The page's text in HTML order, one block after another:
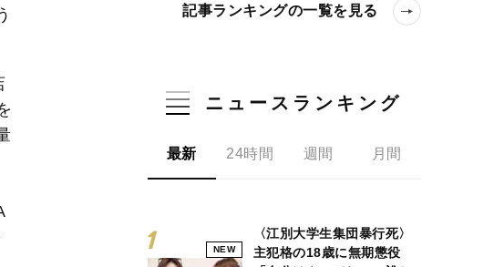
記事ランキングの一覧を見る
ニュースランキング
最新 24時間 週間 月間
NEW
〈江別大学生集団暴行死〉
主犯格の18歳に無期懲役